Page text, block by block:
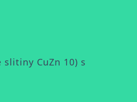
CuZn 10) s